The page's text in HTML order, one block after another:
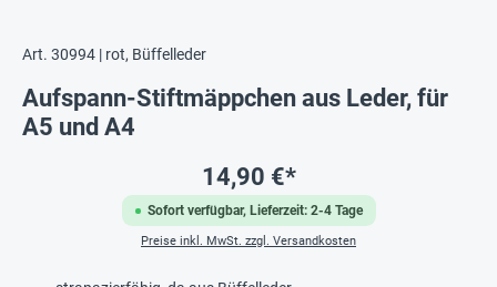
Art. 30994 | rot, Büffelleder
Aufspann-Stiftmäppchen aus Leder, für
A5 und A4
Sofort verfügbar, Lieferzeit: 2-4 Tage
14,90 €*
Preise inkl. MwSt. zzgl. Versandkosten